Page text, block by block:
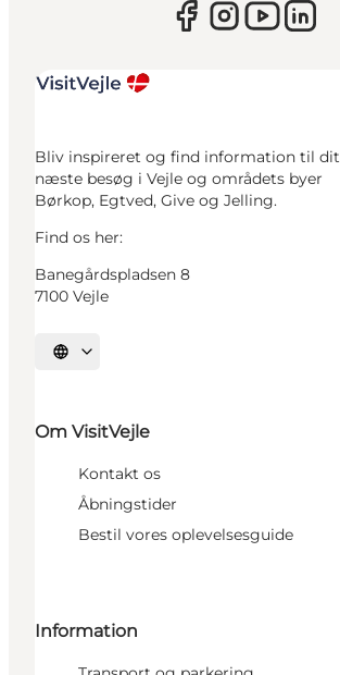
Bliv inspireret og find information til dit
næste besøg i Vejle og områdets byer
Børkop, Egtved, Give og Jelling.
Find os her:
Banegårdspladsen 8
7100 Vejle
Vælg sprog
Om VisitVejle
Kontakt os
Åbningstider
Bestil vores oplevelsesguide
Information